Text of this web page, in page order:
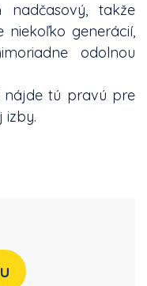
takže
generácií,
odolnou
nájde tú pravú pre
izby.